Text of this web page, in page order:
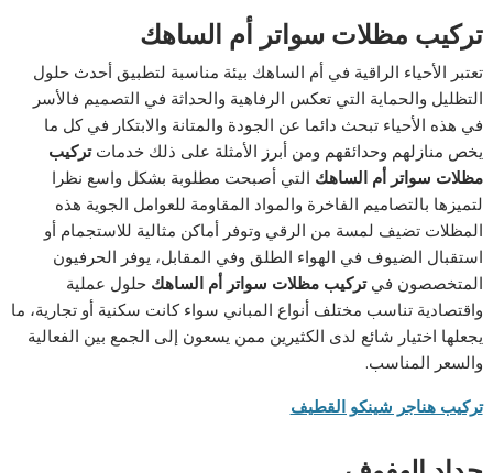
تركيب مظلات سواتر أم الساهك
تعتبر الأحياء الراقية في أم الساهك بيئة مناسبة لتطبيق أحدث حلول
التظليل والحماية التي تعكس الرفاهية والحداثة في التصميم فالأسر
في هذه الأحياء تبحث دائما عن الجودة والمتانة والابتكار في كل ما
يخص منازلهم وحدائقهم ومن أبرز الأمثلة على ذلك خدماتتركيب
مظلات سواتر أم الساهك التي أصبحت مطلوبة بشكل واسع نظرا
لتميزها بالتصاميم الفاخرة والمواد المقاومة للعوامل الجوية هذه
المظلات تضيف لمسة من الرقي وتوفر أماكن مثالية للاستجمام أو
استقبال الضيوف في الهواء الطلق وفي المقابل، يوفر الحرفيون
المتخصصون فيتركيب مظلات سواتر أم الساهك حلول عملية
واقتصادية تناسب مختلف أنواع المباني سواء كانت سكنية أو تجارية، ما
يجعلها اختيار شائع لدى الكثيرين ممن يسعون إلى الجمع بين الفعالية
والسعر المناسب.
تركيب هناجر شينكو القطيف